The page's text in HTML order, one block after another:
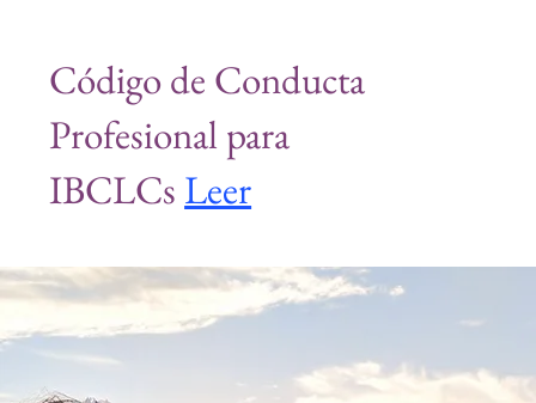
Código de Conducta
Profesional para
IBCLCs Leer